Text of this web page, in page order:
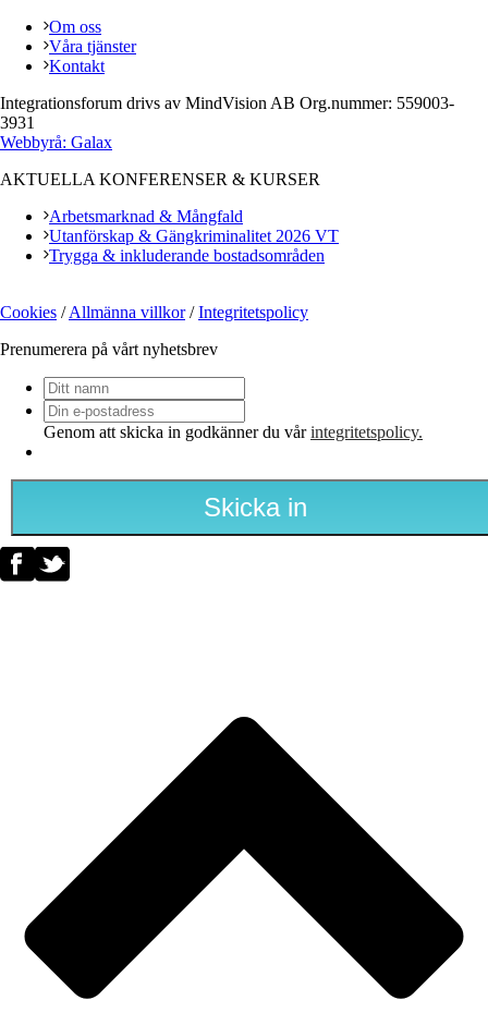
Om oss
Våra tjänster
Kontakt
Integrationsforum drivs av MindVision AB Org.nummer: 559003-
3931
Webbyrå: Galax
AKTUELLA KONFERENSER & KURSER
Arbetsmarknad & Mångfald
Utanförskap & Gängkriminalitet 2026 VT
Trygga & inkluderande bostadsområden
Cookies /Allmänna villkor/Integritetspolicy
Prenumerera på vårt nyhetsbrev
Ditt
namn
Din
e-
Genom att skicka in godkänner du vårintegritetspolicy.